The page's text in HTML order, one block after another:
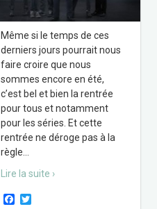
Même si le temps de ces
derniers jours pourrait nous
faire croire que nous
sommes encore en été,
c’est bel et bien la rentrée
pour tous et notamment
pour les séries. Et cette
rentrée ne déroge pas à la
règle
Lire la suite ›
F